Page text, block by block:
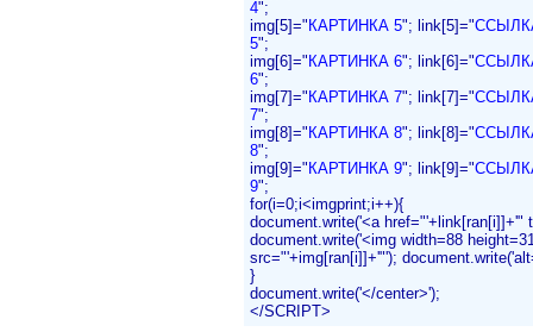
4";
img[5]=" КАРТИНКА 5"; link[5]="
5";
img[6]=" КАРТИНКА 6"; link[6]="
6";
img[7]=" КАРТИНКА 7"; link[7]="
7";
img[8]=" КАРТИНКА 8"; link[8]="
8";
img[9]=" КАРТИНКА 9"; link[9]="
9";
for(i=0;i<imgprint;i++){
document.write('<a href="'+link[ran[i]]+'"
document.write('<img width=88
src="'+img[ran[i]]+'"');
}
document.write('</center>');
</SCRIPT>